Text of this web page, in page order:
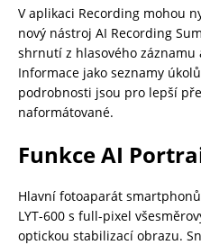
V aplikaci Recording mohou
nový nástroj AI Recording
shrnutí z hlasového
Informace jako seznamy
podrobnosti jsou pro lepší
naformátované.
Funkce AI
Hlavní fotoaparát
LYT-600 s full-pixel
optickou stabilizací obrazu.